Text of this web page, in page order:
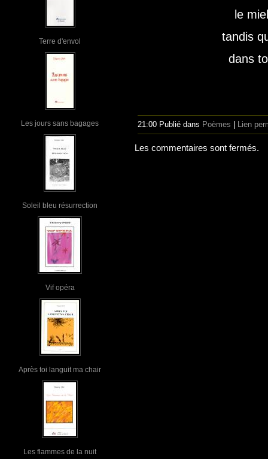
Terre d'envol
Les jours sans bagages
Soleil bleu résurrection
Vif opéra
Après toi languit ma chair
Les flammes de la nuit
le
tandis
dans
21:00 Publié dans Poèmes Lien
Les commentaires sont fermés.